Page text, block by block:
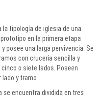
la tipología de iglesia de una
en la primera etapa
posee una larga pervivencia. Se
con crucería sencilla y
o siete lados. Poseen
y tramo.
se encuentra dividida en tres